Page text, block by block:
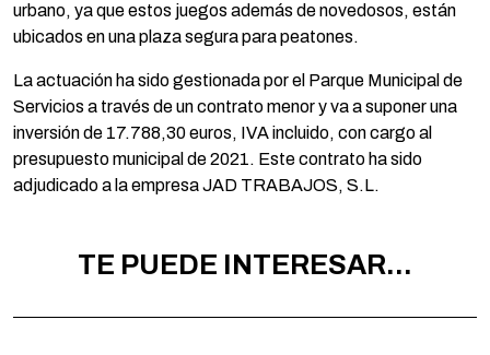
urbano, ya que estos juegos además de novedosos, están
ubicados en una plaza segura para peatones.
La actuación ha sido gestionada por el Parque Municipal de
Servicios a través de un contrato menor y va a suponer una
inversión de 17.788,30 euros, IVA incluido, con cargo al
presupuesto municipal de 2021. Este contrato ha sido
adjudicado a la empresa JAD TRABAJOS, S.L.
TE PUEDE INTERESAR...